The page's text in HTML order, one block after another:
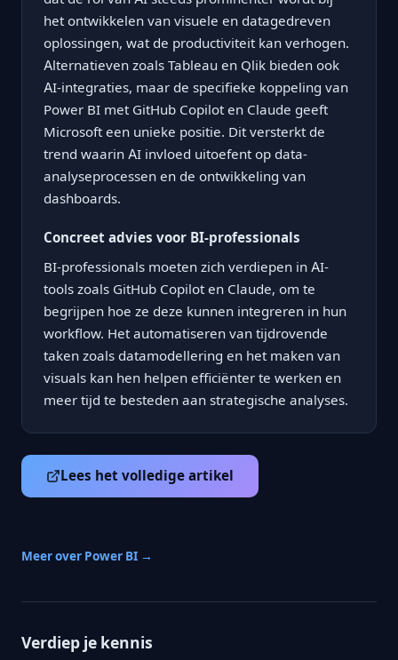
het ontwikkelen van visuele en datagedreven
oplossingen, wat de productiviteit kan verhogen.
Alternatieven zoals Tableau en Qlik bieden ook
AI-integraties, maar de specifieke koppeling van
Power BI met GitHub Copilot en Claude geeft
Microsoft een unieke positie. Dit versterkt de
trend waarin AI invloed uitoefent op data-
analyseprocessen en de ontwikkeling van
dashboards.
Concreet advies voor BI-professionals
BI-professionals moeten zich verdiepen in AI-
tools zoals GitHub Copilot en Claude, om te
begrijpen hoe ze deze kunnen integreren in hun
workflow. Het automatiseren van tijdrovende
taken zoals datamodellering en het maken van
visuals kan hen helpen efficiënter te werken en
meer tijd te besteden aan strategische analyses.
Lees het volledige artikel
Meer over Power BI →
Verdiep je kennis